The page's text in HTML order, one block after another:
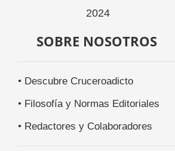
SOBRE NOSOTROS
• Descubre Cruceroadicto
• Filosofía y Normas Editoriales
• Redactores y Colaboradores